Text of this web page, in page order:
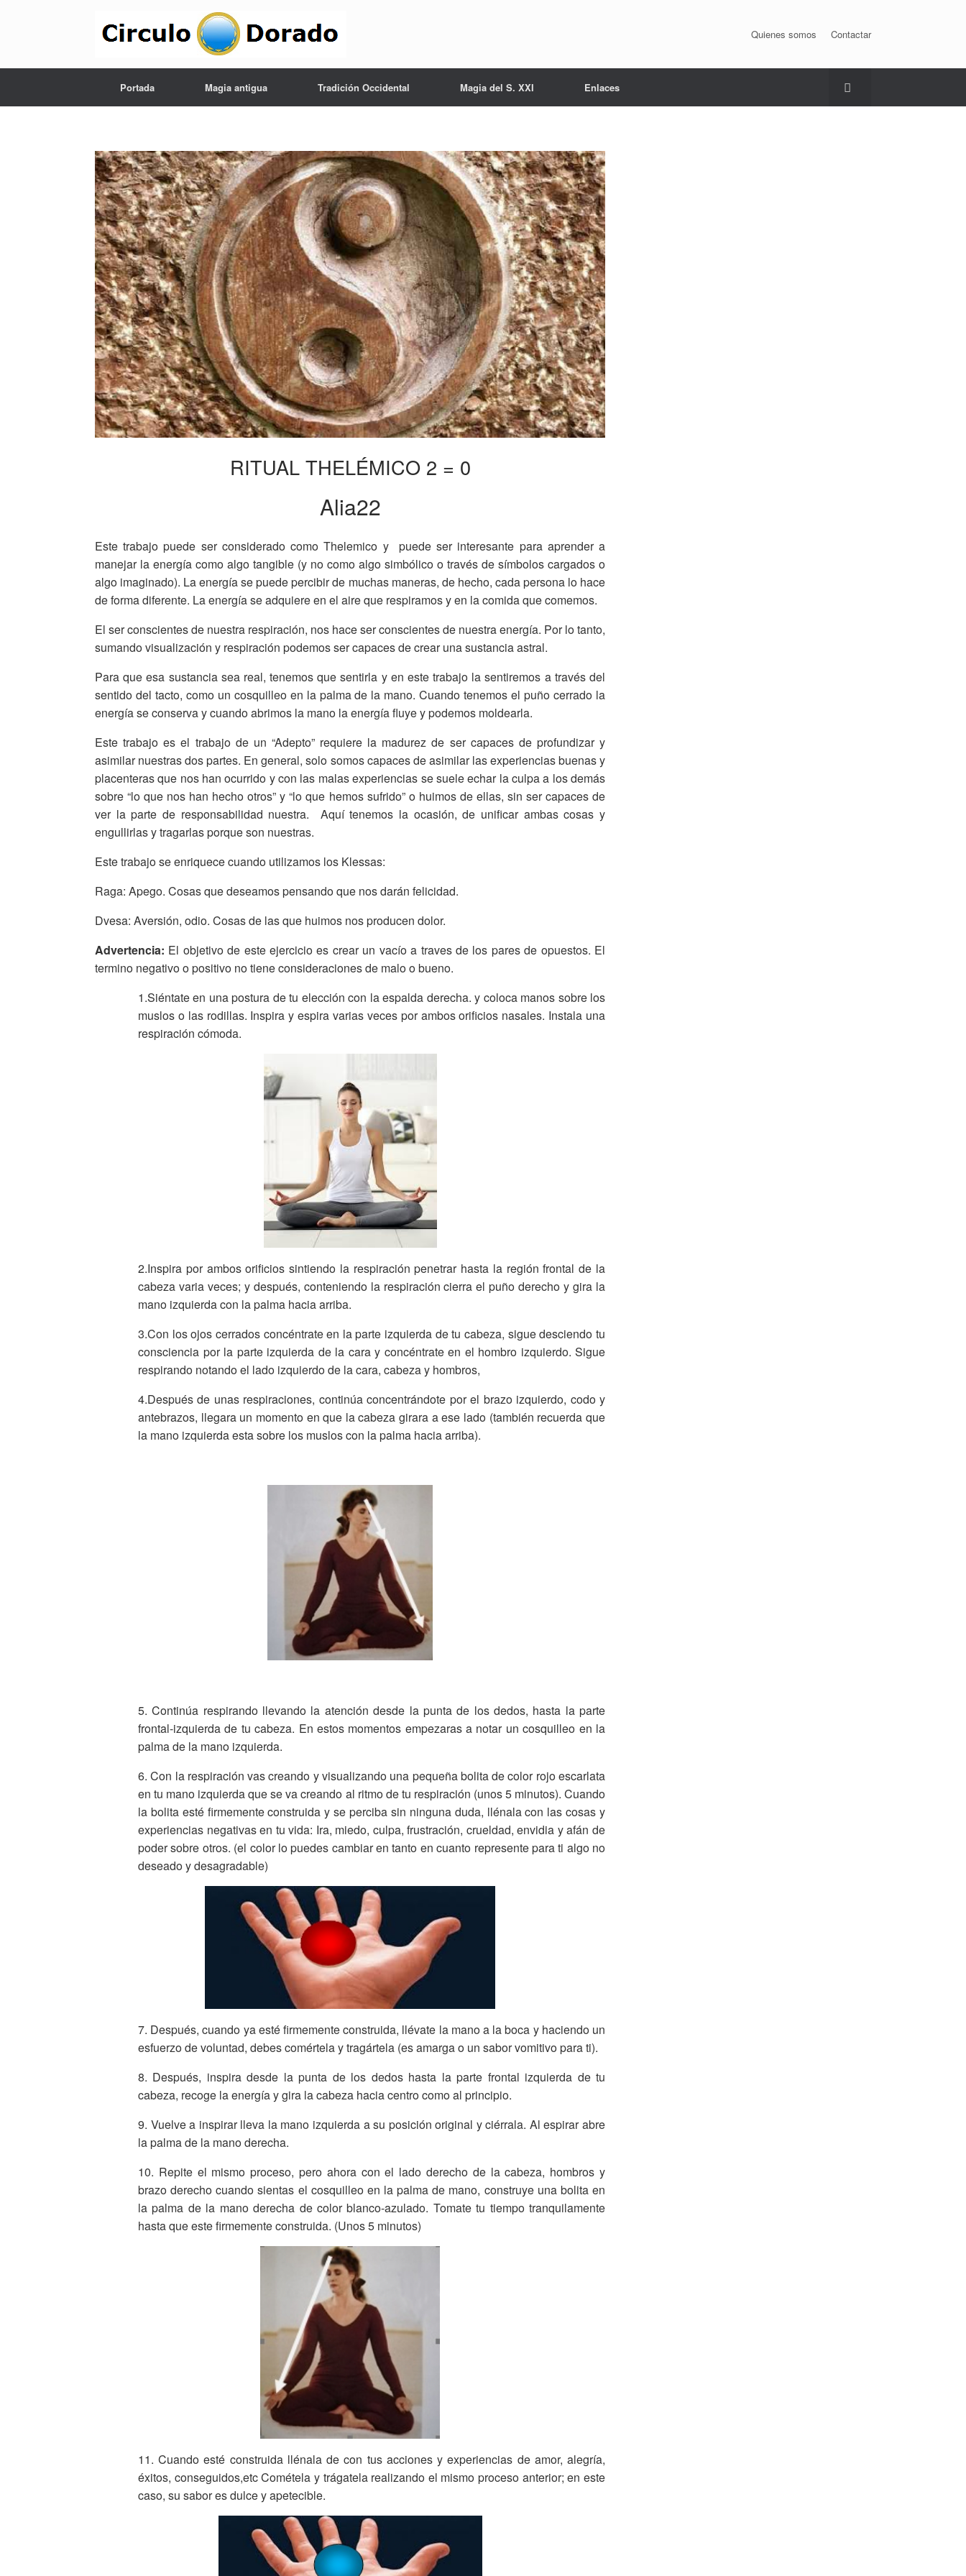
Quienes somos Contactar
Portada Magia antigua Tradición Occidental Magia del S. XXI Enlaces
RITUAL THELÉMICO 2 = 0
Alia22
Este trabajo puede ser considerado como Thelemico y puede ser interesante para aprender a
manejar la energía como algo tangible (y no como algo simbólico o través de símbolos cargados o
algo imaginado). La energía se puede percibir de muchas maneras, de hecho, cada persona lo hace
de forma diferente. La energía se adquiere en el aire que respiramos y en la comida que comemos.
El ser conscientes de nuestra respiración, nos hace ser conscientes de nuestra energía. Por lo tanto,
sumando visualización y respiración podemos ser capaces de crear una sustancia astral.
Para que esa sustancia sea real, tenemos que sentirla y en este trabajo la sentiremos a través del
sentido del tacto, como un cosquilleo en la palma de la mano. Cuando tenemos el puño cerrado la
energía se conserva y cuando abrimos la mano la energía fluye y podemos moldearla.
Este trabajo es el trabajo de un “Adepto” requiere la madurez de ser capaces de profundizar y
asimilar nuestras dos partes. En general, solo somos capaces de asimilar las experiencias buenas y
placenteras que nos han ocurrido y con las malas experiencias se suele echar la culpa a los demás
sobre “lo que nos han hecho otros” y “lo que hemos sufrido” o huimos de ellas, sin ser capaces de
ver la parte de responsabilidad nuestra. Aquí tenemos la ocasión, de unificar ambas cosas y
engullirlas y tragarlas porque son nuestras.
Este trabajo se enriquece cuando utilizamos los Klessas:
Raga: Apego. Cosas que deseamos pensando que nos darán felicidad.
Dvesa: Aversión, odio. Cosas de las que huimos nos producen dolor.
Advertencia: El objetivo de este ejercicio es crear un vacío a traves de los pares de opuestos. El
termino negativo o positivo no tiene consideraciones de malo o bueno.
1.Siéntate en una postura de tu elección con la espalda derecha. y coloca manos sobre los
muslos o las rodillas. Inspira y espira varias veces por ambos orificios nasales. Instala una
respiración cómoda.
2.Inspira por ambos orificios sintiendo la respiración penetrar hasta la región frontal de la
cabeza varia veces; y después, conteniendo la respiración cierra el puño derecho y gira la
mano izquierda con la palma hacia arriba.
3.Con los ojos cerrados concéntrate en la parte izquierda de tu cabeza, sigue desciendo tu
consciencia por la parte izquierda de la cara y concéntrate en el hombro izquierdo. Sigue
respirando notando el lado izquierdo de la cara, cabeza y hombros,
4.Después de unas respiraciones, continúa concentrándote por el brazo izquierdo, codo y
antebrazos, llegara un momento en que la cabeza girara a ese lado (también recuerda que
la mano izquierda esta sobre los muslos con la palma hacia arriba).
5. Continúa respirando llevando la atención desde la punta de los dedos, hasta la parte
frontal-izquierda de tu cabeza. En estos momentos empezaras a notar un cosquilleo en la
palma de la mano izquierda.
6. Con la respiración vas creando y visualizando una pequeña bolita de color rojo escarlata
en tu mano izquierda que se va creando al ritmo de tu respiración (unos 5 minutos). Cuando
la bolita esté firmemente construida y se perciba sin ninguna duda, llénala con las cosas y
experiencias negativas en tu vida: Ira, miedo, culpa, frustración, crueldad, envidia y afán de
poder sobre otros. (el color lo puedes cambiar en tanto en cuanto represente para ti algo no
deseado y desagradable)
7. Después, cuando ya esté firmemente construida, llévate la mano a la boca y haciendo un
esfuerzo de voluntad, debes comértela y tragártela (es amarga o un sabor vomitivo para ti).
8. Después, inspira desde la punta de los dedos hasta la parte frontal izquierda de tu
cabeza, recoge la energía y gira la cabeza hacia centro como al principio.
9. Vuelve a inspirar lleva la mano izquierda a su posición original y ciérrala. Al espirar abre
la palma de la mano derecha.
10. Repite el mismo proceso, pero ahora con el lado derecho de la cabeza, hombros y
brazo derecho cuando sientas el cosquilleo en la palma de mano, construye una bolita en
la palma de la mano derecha de color blanco-azulado. Tomate tu tiempo tranquilamente
hasta que este firmemente construida. (Unos 5 minutos)
11. Cuando esté construida llénala de con tus acciones y experiencias de amor, alegría,
éxitos, conseguidos,etc Cométela y trágatela realizando el mismo proceso anterior; en este
caso, su sabor es dulce y apetecible.